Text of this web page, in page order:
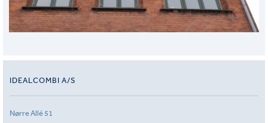
IDEALCOMBI A/S
Nørre Allé 51